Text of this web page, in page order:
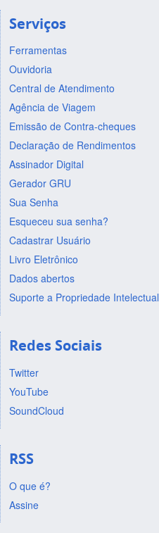
Serviços
Ferramentas
Ouvidoria
Central de Atendimento
Agência de Viagem
Emissão de Contra-cheques
Declaração de Rendimentos
Assinador Digital
Gerador GRU
Sua Senha
Esqueceu sua senha?
Cadastrar Usuário
Livro Eletrônico
Dados abertos
Suporte a Propriedade Intelectual
Redes Sociais
Twitter
YouTube
SoundCloud
RSS
O que é?
Assine